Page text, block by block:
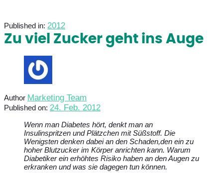
Published in: 2012
Zu viel Zucker geht ins Auge
Author Marketing Team
Published on: 24. Feb. 2012
Wenn man Diabetes hört, denkt man an
Insulinspritzen und Plätzchen mit Süßstoff. Die
Wenigsten denken dabei an den Schaden,den ein zu
hoher Blutzucker im Körper anrichten kann. Warum
Diabetiker ein erhöhtes Risiko haben an den Augen zu
erkranken und was sie dagegen tun können.